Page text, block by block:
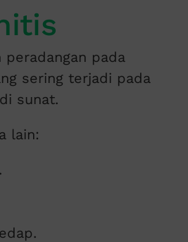
peradangan pada
sering terjadi pada
sunat.
lain: